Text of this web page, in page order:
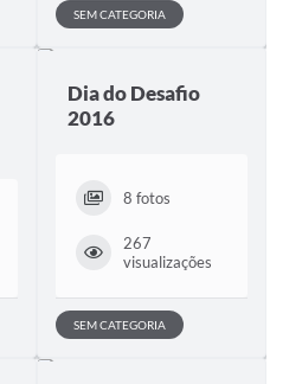
SEM CATEGORIA
Dia do Desafio
2016
8 fotos
267
visualizações
SEM CATEGORIA